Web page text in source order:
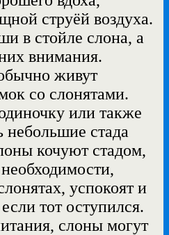
струёй воздуха.
в стойле слона, а
внимания.
живут
со слонятами.
или также
небольшие стада
кочуют стадом,
успокоят и
тот оступился.
слоны могут